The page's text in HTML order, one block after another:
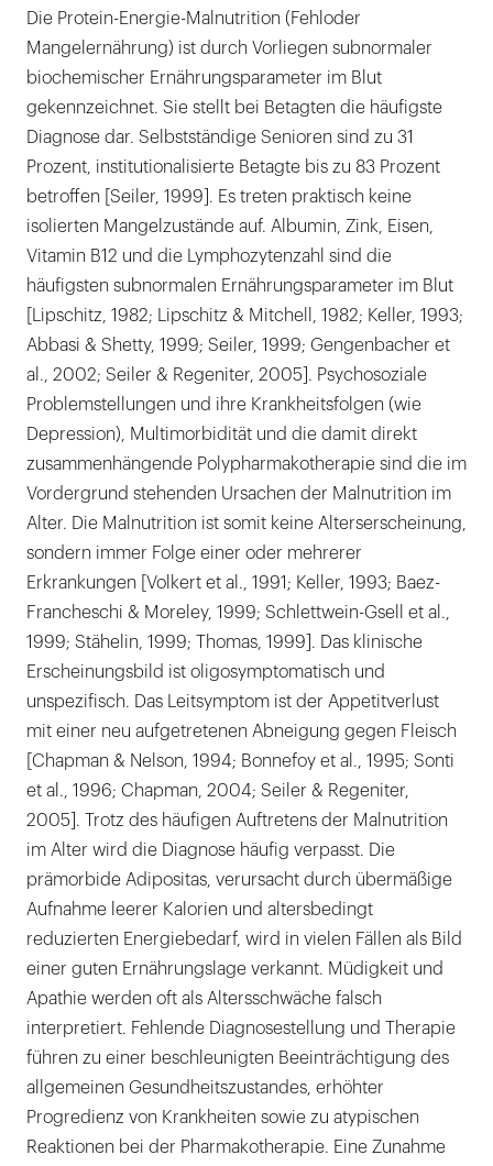
Die Protein-Energie-Malnutrition (Fehloder
Mangelernährung) ist durch Vorliegen subnormaler
biochemischer Ernährungsparameter im Blut
gekennzeichnet. Sie stellt bei Betagten die häufigste
Diagnose dar. Selbstständige Senioren sind zu 31
Prozent, institutionalisierte Betagte bis zu 83 Prozent
betroffen [Seiler, 1999]. Es treten praktisch keine
isolierten Mangelzustände auf. Albumin, Zink, Eisen,
Vitamin B12 und die Lymphozytenzahl sind die
häufigsten subnormalen Ernährungsparameter im Blut
[Lipschitz, 1982; Lipschitz & Mitchell, 1982; Keller, 1993;
Abbasi & Shetty, 1999; Seiler, 1999; Gengenbacher et
al., 2002; Seiler & Regeniter, 2005]. Psychosoziale
Problemstellungen und ihre Krankheitsfolgen (wie
Depression), Multimorbidität und die damit direkt
zusammenhängende Polypharmakotherapie sind die im
Vordergrund stehenden Ursachen der Malnutrition im
Alter. Die Malnutrition ist somit keine Alterserscheinung,
sondern immer Folge einer oder mehrerer
Erkrankungen [Volkert et al., 1991; Keller, 1993; Baez-
Francheschi & Moreley, 1999; Schlettwein-Gsell et al.,
1999; Stähelin, 1999; Thomas, 1999]. Das klinische
Erscheinungsbild ist oligosymptomatisch und
unspezifisch. Das Leitsymptom ist der Appetitverlust
mit einer neu aufgetretenen Abneigung gegen Fleisch
[Chapman & Nelson, 1994; Bonnefoy et al., 1995; Sonti
et al., 1996; Chapman, 2004; Seiler & Regeniter,
2005]. Trotz des häufigen Auftretens der Malnutrition
im Alter wird die Diagnose häufig verpasst. Die
prämorbide Adipositas, verursacht durch übermäßige
Aufnahme leerer Kalorien und altersbedingt
reduzierten Energiebedarf, wird in vielen Fällen als Bild
einer guten Ernährungslage verkannt. Müdigkeit und
Apathie werden oft als Altersschwäche falsch
interpretiert. Fehlende Diagnosestellung und Therapie
führen zu einer beschleunigten Beeinträchtigung des
allgemeinen Gesundheitszustandes, erhöhter
Progredienz von Krankheiten sowie zu atypischen
Reaktionen bei der Pharmakotherapie. Eine Zunahme